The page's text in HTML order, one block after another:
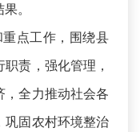
。
点工作，围绕县
责，强化管理，
，全力推动社会各
巩固农村环境整治